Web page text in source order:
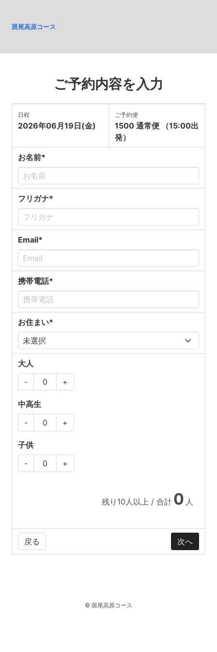
斑尾高原コース
ご予約内容を入力
日程
2026年06月19日(金)
ご予約便
1500 通常便 （15:00出
発）
お名前*
フリガナ*
Email*
携帯電話*
お住まい*
大人
-
+
中高生
-
+
子供
-
+
残り 10人以上 / 合計 0 人
戻る
© 斑尾高原コース